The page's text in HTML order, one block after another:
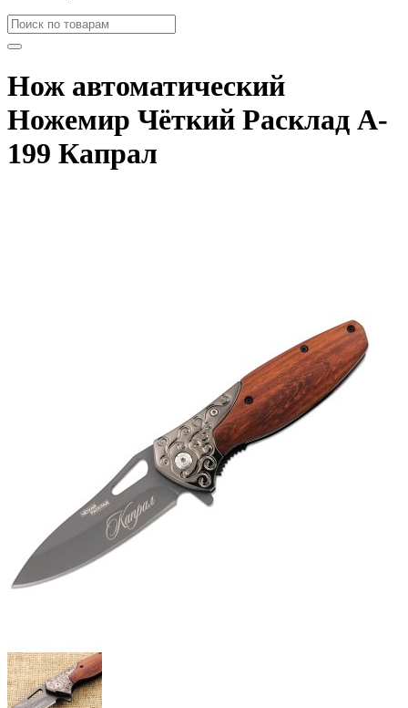
Нож автоматический
Ножемир Чёткий Расклад A-
199 Капрал